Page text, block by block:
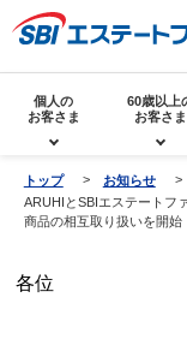
個人の
お客さま
60歳以上
お客さま
トップ
お知らせ
ARUHIとSBIエステートフ
商品の相互取り扱いを開始
各位